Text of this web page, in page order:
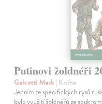
Putinovi žoldnéři
Galeotti Mark| Kniha
Jedním ze specifických rysů
bylo využití žoldnéřů ze